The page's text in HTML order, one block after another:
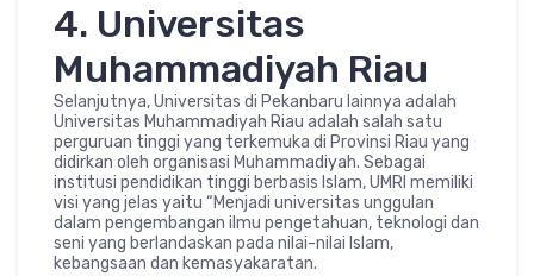
4. Universitas
Muhammadiyah Riau
Selanjutnya, Universitas di Pekanbaru lainnya adalah
Universitas Muhammadiyah Riau adalah salah satu
perguruan tinggi yang terkemuka di Provinsi Riau yang
didirkan oleh organisasi Muhammadiyah. Sebagai
institusi pendidikan tinggi berbasis Islam, UMRI memiliki
visi yang jelas yaitu “Menjadi universitas unggulan
dalam pengembangan ilmu pengetahuan, teknologi dan
seni yang berlandaskan pada nilai-nilai Islam,
kebangsaan dan kemasyakaratan.